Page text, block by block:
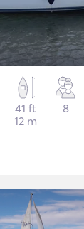
41 ft
12 m
8